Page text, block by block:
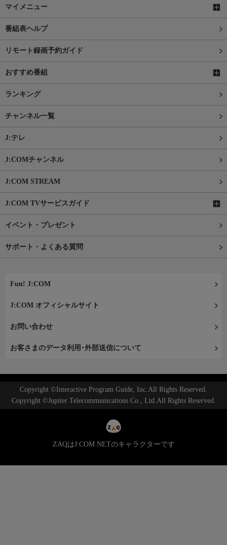
マイメニュー
番組表ヘルプ
リモート録画予約ガイド
おすすめ番組
ランキング
チャンネル一覧
J:テレ
J:COMチャンネル
J:COM STREAM
J:COM TVサービスガイド
イベント・プレゼント
サポート・よくある質問
Fun! J:COM
J:COM オフィシャルサイト
お問い合わせ
お客さまのデータ利用･外部送信について
Copyright ©Interactive Program Guide, Inc.All Rights Reserved.
Copyright ©Jupiter Telecommunications Co., Ltd.All Rights Reserved.
ZAQはJ:COM NETのキャラクターです